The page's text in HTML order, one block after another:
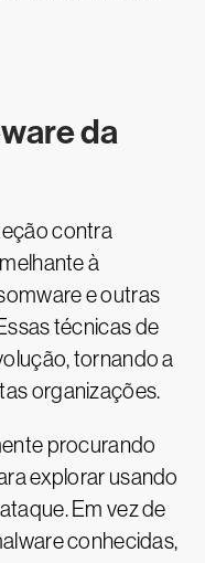
da
contra
à
e outras
técnicas de
tornando a
organizações.
procurando
explorar usando
Em vez de
conhecidas,